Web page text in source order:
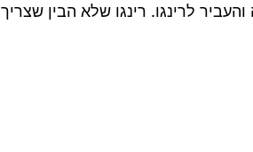
לרינגו. רינגו שלא הבין שצריך